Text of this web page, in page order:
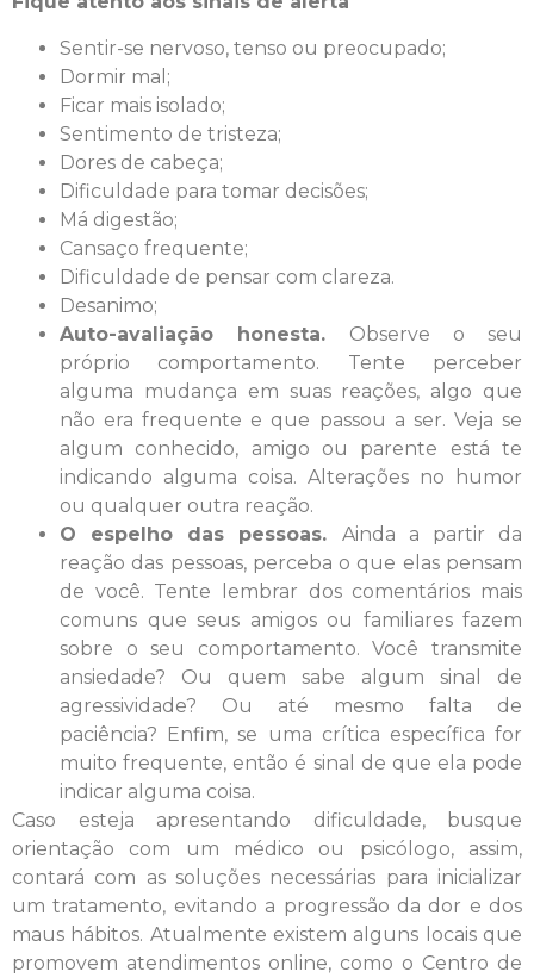
Sentir-se nervoso, tenso ou preocupado;
Dormir mal;
Ficar mais isolado;
Sentimento de tristeza;
Dores de cabeça;
Dificuldade para tomar decisões;
Má digestão;
Cansaço frequente;
Dificuldade de pensar com clareza.
Desanimo;
Auto-avaliação honesta. Observe o seu
próprio comportamento. Tente perceber
alguma mudança em suas reações, algo que
não era frequente e que passou a ser. Veja se
algum conhecido, amigo ou parente está te
indicando alguma coisa. Alterações no humor
ou qualquer outra reação.
O espelho das pessoas. Ainda a partir da
reação das pessoas, perceba o que elas pensam
de você. Tente lembrar dos comentários mais
comuns que seus amigos ou familiares fazem
sobre o seu comportamento. Você transmite
ansiedade? Ou quem sabe algum sinal de
agressividade? Ou até mesmo falta de
paciência? Enfim, se uma crítica específica for
muito frequente, então é sinal de que ela pode
indicar alguma coisa.
Caso esteja apresentando dificuldade, busque
orientação com um médico ou psicólogo, assim,
contará com as soluções necessárias para inicializar
um tratamento, evitando a progressão da dor e dos
maus hábitos. Atualmente existem alguns locais que
promovem atendimentos online, como o Centro de